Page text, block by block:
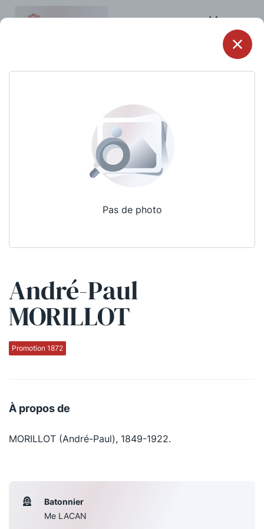
Menu
Pas de photo
André-Paul
MORILLOT
Promotion 1872
À propos de
MORILLOT (André-Paul), 1849-1922.
Batonnier
Me LACAN
Qui sommes-nous ?
La Conférence
La défense pénale
Le Concours de la Conférence
La Petite Conférence